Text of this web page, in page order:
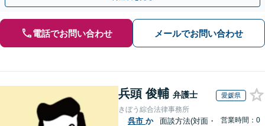
電話でお問い合わせ メールでお問い合わせ
兵頭 俊輔 弁護士 愛媛県
きぼう綜合法律事務所
呉市 か
面談方法(対面・
営業時間：0